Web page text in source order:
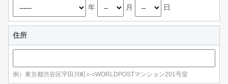
年 月 日
住所
例）東京都渋谷区宇田川町○-○WORLDPOSTマンション201号室